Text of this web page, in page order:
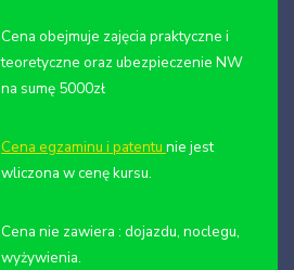
Cena obejmuje zajęcia praktyczne i
teoretyczne oraz ubezpieczenie NW
na sumę 5000zł
Cena egzaminu i patentu nie jest
wliczona w cenę kursu.
Cena nie zawiera : dojazdu, noclegu,
wyżywienia.